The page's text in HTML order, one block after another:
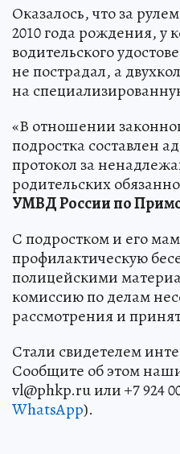
Оказалось, что за
2010 года рождения, у
водительского
не пострадал, а
на
«В отношении
подростка составлен
протокол за
родительских
УМВД России по
С подростком и его
профилактическую
полицейскими
комиссию по делам
рассмотрения и
Стали свидетелем
Сообщите об этом
vl@phkp.ru или +7 924
WhatsApp).